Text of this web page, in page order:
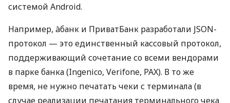
системой Android.
Например, àбанк и ПриватБанк разработали JSON-
протокол — это единственный кассовый протокол,
поддерживающий сочетание со всеми вендорами
в парке банка (Ingenico, Verifone, PAX). В то же
время, не нужно печатать чеки с терминала (в
случае реализации печатания терминального чека